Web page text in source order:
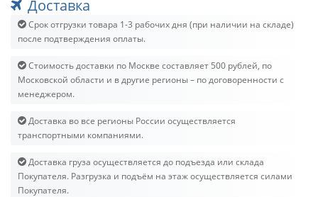
Доставка
Срок отгрузки товара 1-3 рабочих дня (при наличии на складе)
после подтверждения оплаты.
Стоимость доставки по Москве составляет 500 рублей, по
Московской области и в другие регионы – по договоренности с
менеджером.
Доставка во все регионы России осуществляется
транспортными компаниями.
Доставка груза осуществляется до подъезда или склада
Покупателя. Разгрузка и подъём на этаж осуществляется силами
Покупателя.